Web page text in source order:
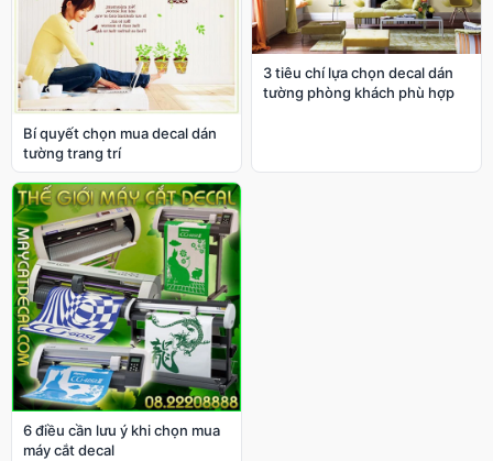
Bí quyết chọn mua decal dán
tường trang trí
3 tiêu chí lựa chọn decal dán
tường phòng khách phù hợp
6 điều cần lưu ý khi chọn mua
máy cắt decal